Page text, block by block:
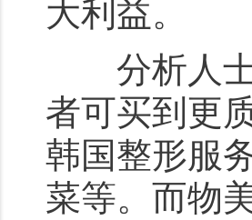
大利益。
分析人士
者可买到更
韩国整形服
菜等。而物